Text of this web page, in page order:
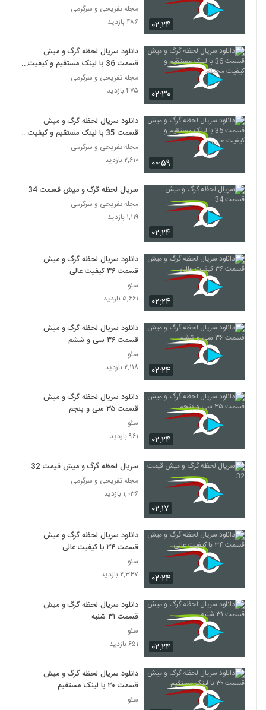
۰۲:۲۴
مجله تفریحی و سرگرمی
۴۸۶ بازدید
۰۲:۳۰
دانلود سریال لحظه گرگ و میش
قسمت 36 با لینک مستقیم و کیفیت
مختلف
مجله تفریحی و سرگرمی
۴۷۵ بازدید
۰۰:۵۹
دانلود سریال لحظه گرگ و میش
قسمت 35 با لینک مستقیم و کیفیت
عالی
مجله تفریحی و سرگرمی
۲,۶۱۰ بازدید
۰۲:۲۴
سریال لحظه گرگ و میش قسمت 34
مجله تفریحی و سرگرمی
۱,۱۱۹ بازدید
۰۲:۲۴
دانلود سریال لحظه گرگ و میش
قسمت ۳۶ کیفیت عالی
سئو
۵,۶۶۱ بازدید
۰۲:۲۴
دانلود سریال لحظه گرگ و میش
قسمت ۳۶ سی و ششم
سئو
۲,۱۱۸ بازدید
۰۲:۲۴
دانلود سریال لحظه گرگ و میش
قسمت ۳۵ سی و پنجم
سئو
۹۶۱ بازدید
۰۲:۱۷
سریال لحظه گرگ و میش قیمت 32
مجله تفریحی و سرگرمی
۱,۰۳۶ بازدید
۰۲:۲۴
دانلود سریال لحظه گرگ و میش
قسمت ۳۴ با کیفیت عالی
سئو
۲,۳۴۷ بازدید
۰۲:۲۴
دانلود سریال لحظه گرگ و میش
قسمت ۳۱ شنبه
سئو
۶۵۱ بازدید
دانلود سریال لحظه گرگ و میش
قسمت ۳۰ با لینک مستقیم
سئو